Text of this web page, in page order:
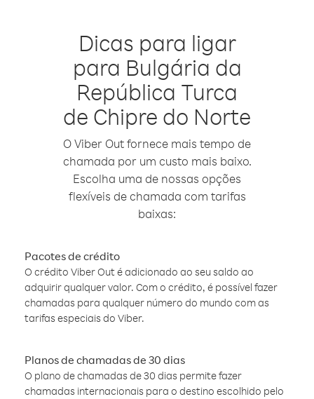
Dicas para ligar
para Bulgária da
República Turca
de Chipre do Norte
O Viber Out fornece mais tempo de
chamada por um custo mais baixo.
Escolha uma de nossas opções
flexíveis de chamada com tarifas
baixas:
Pacotes de crédito
O crédito Viber Out é adicionado ao seu saldo ao
adquirir qualquer valor. Com o crédito, é possível fazer
chamadas para qualquer número do mundo com as
tarifas especiais do Viber.
Planos de chamadas de 30 dias
O plano de chamadas de 30 dias permite fazer
chamadas internacionais para o destino escolhido pelo